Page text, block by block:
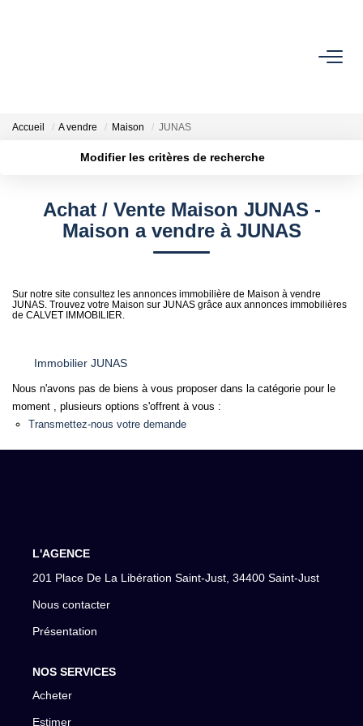
ESTIMER
Notre Équipe
Nos Avis
Nos Actes
Accueil A vendre Maison JUNAS
Modifier les critères de recherche
Plus de critères Créer une alerte
Achat / Vente Maison JUNAS -
Maison a vendre à JUNAS
Sur notre site consultez les annonces immobilière de Maison à vendre
JUNAS. Trouvez votre Maison sur JUNAS grâce aux annonces immobilières
de CALVET IMMOBILIER.
Immobilier JUNAS
Nous n'avons pas de biens à vous proposer dans la catégorie pour le
moment , plusieurs options s'offrent à vous :
Transmettez-nous votre demande
L'AGENCE
201 Place De La Libération Saint-Just, 34400 Saint-Just
Nous contacter
Présentation
NOS SERVICES
Acheter
Estimer